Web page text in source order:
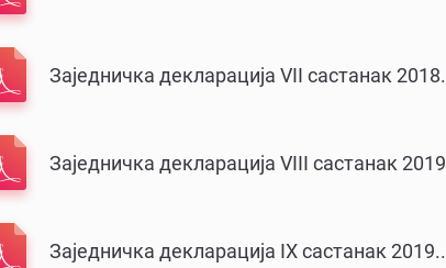
Заједничка декларација VII састанак
Заједничка декларација VIII састанак
Заједничка декларација IX састанак